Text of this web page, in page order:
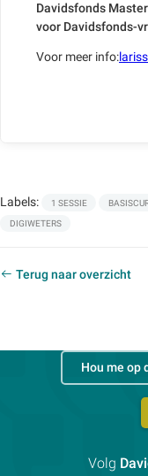
Davidsfonds
voor Davidsfonds-
Voor meer info:
Labels: 1 SESSIE
DIGIWETERS
Terug naar overzicht
Hou me op
Volg